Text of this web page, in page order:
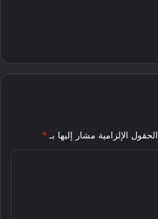
الحقول الإلزامية مشار إليها بـ *